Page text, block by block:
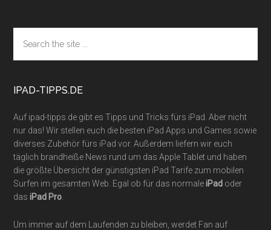
Footer
the
site
IPAD-TIPPS.DE
Auf ipad-tipps.de gibt es Tipps und Tricks fürs iPad. Aber nicht
nur das! Wir stellen euch die besten iPad Apps und Games sowie
diverses Zubehör fürs iPad vor. Außerdem liefern wir euch
täglich brandheiße News rund um das Apple Tablet und haben
die größte Übersicht der günstigsten iPad Tarife zum mobilen
Surfen im gesamten Web. Egal ob für das normaleiPad oder
dasiPad Pro
Um immer auf dem Laufenden zu bleiben, werdet Fan auf